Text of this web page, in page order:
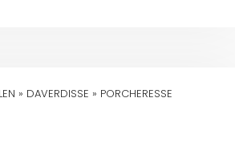
» DAVERDISSE » PORCHERESSE